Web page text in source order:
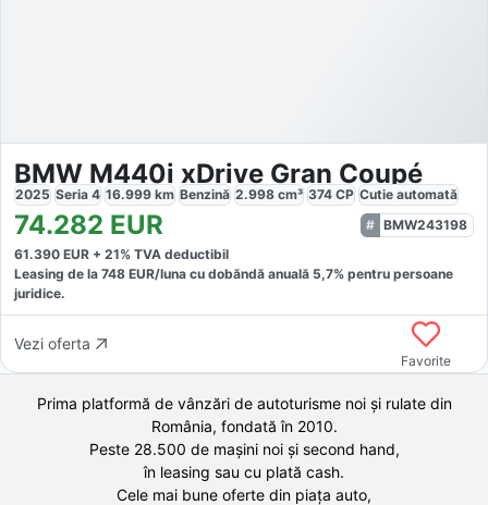
BMW M440i xDrive Gran Coupé
2025 Seria 4 16.999 km Benzină 2.998 cm³ 374 CP Cutie automată
74.282 EUR
BMW243198
61.390 EUR + 21% TVA deductibil
Leasing de la 748 EUR/luna cu dobăndă anuală 5,7% pentru persoane
juridice.
Vezi oferta
Favorite
Prima platformă de vânzări de autoturisme noi și rulate din
România, fondată în 2010.
Peste 28.500 demașini noi și second hand,
în leasing sau cu plată cash.
Cele mai bune oferte din piața auto,